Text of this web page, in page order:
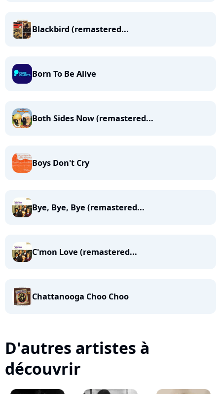
Blackbird (remastered...
Born To Be Alive
Both Sides Now (remastered...
Boys Don't Cry
Bye, Bye, Bye (remastered...
C'mon Love (remastered...
Chattanooga Choo Choo
D'autres artistes à
découvrir